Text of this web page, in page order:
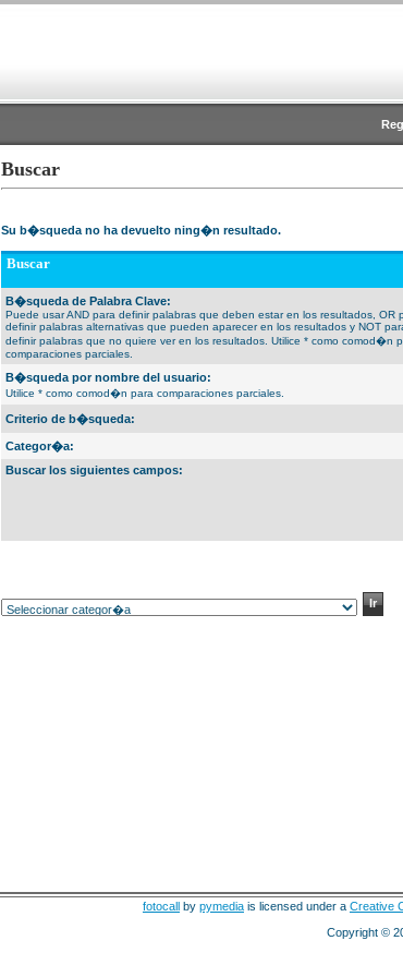
Buscar
Su b�squeda no ha devuelto ning�n resultado.
Buscar
B�squeda de Palabra Clave:
Puede usar AND para definir palabras que deben estar en los resultados, OR
definir palabras alternativas que pueden aparecer en los resultados y NOT
definir palabras que no quiere ver en los resultados. Utilice * como comod�n
comparaciones parciales.
B�squeda por nombre del usuario:
Utilice * como comod�n para comparaciones parciales.
Criterio de b�squeda:
Categor�a:
Buscar los siguientes campos:
fotocall by pymedia is licensed under a Creative
Copyright ©